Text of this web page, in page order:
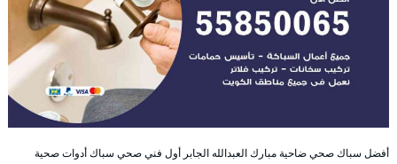
أفضل سباك صحي ضاحية مبارك العبدالله الجابر أول فني صحي سباك أدوات صحية